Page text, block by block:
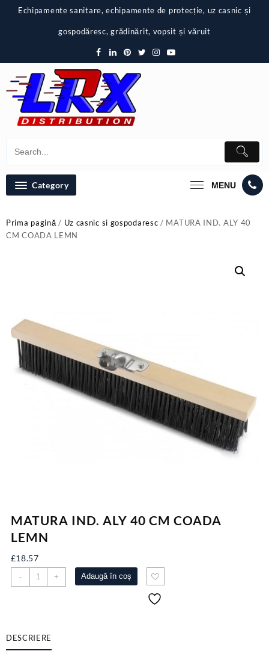
Echipamente sanitare, echipamente de protecție, uz casnic și
gospodăresc, grădinărit, vopsit și văruit
Category MENU
Prima pagină/ Uz casnic si gospodaresc / MATURA IND. ALY 40
CM COADA LEMN
MATURA IND. ALY 40 CM COADA
LEMN
£18.57
-
Cantitate
MATURA
CM
COADA
+ Adaugă în coș
DESCRIERE